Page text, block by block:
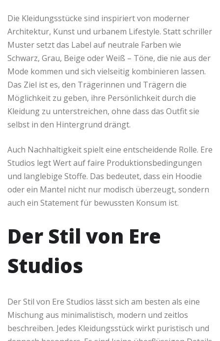
Die Kleidungsstücke sind inspiriert von moderner
Architektur, Kunst und urbanem Lifestyle. Statt schriller
Muster setzt das Label auf neutrale Farben wie
Schwarz, Grau, Beige oder Weiß – Töne, die nie aus der
Mode kommen und sich vielseitig kombinieren lassen.
Das Ziel ist es, den Trägerinnen und Trägern die
Möglichkeit zu geben, ihre Persönlichkeit durch die
Kleidung zu unterstreichen, ohne dass das Outfit sie
selbst in den Hintergrund drängt.
Auch Nachhaltigkeit spielt eine entscheidende Rolle. Ere
Studios legt Wert auf faire Produktionsbedingungen
und langlebige Stoffe. Das bedeutet, dass ein Hoodie
oder ein Mantel nicht nur modisch überzeugt, sondern
auch ein Statement für bewussten Konsum ist.
Der Stil von Ere
Studios
Der Stil von Ere Studios lässt sich am besten als eine
Mischung aus minimalistisch, modern und zeitlos
beschreiben. Jedes Kleidungsstück wirkt puristisch und